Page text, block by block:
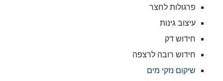
פרגולות לחצר
עיצוב גינות
חידוש דק
חידוש רובה לרצפה
שיקום נזקי מים